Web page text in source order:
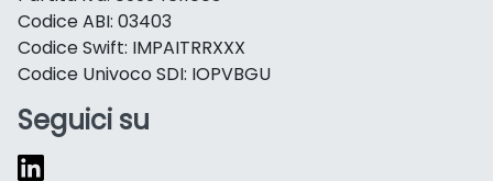
Codice ABI: 03403
Codice Swift: IMPAITRRXXX
Codice Univoco SDI: IOPVBGU
Seguici su